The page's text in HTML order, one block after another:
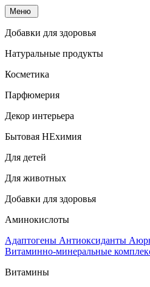
Меню
Добавки для здоровья
Натуральные продукты
Косметика
Парфюмерия
Декор интерьера
Бытовая НЕхимия
Для детей
Для животных
Добавки для здоровья
Аминокислоты
Адаптогены Антиоксиданты
Витаминно-минеральные
Витамины